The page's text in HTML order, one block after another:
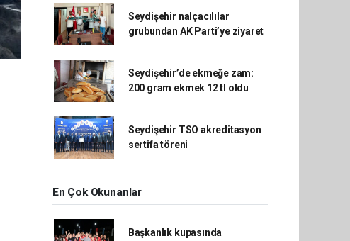
Seydişehir nalçacılılar
grubundan AK Parti’ye ziyaret
Seydişehir’de ekmeğe zam:
200 gram ekmek 12 tl oldu
Seydişehir TSO akreditasyon
sertifa töreni
En Çok Okunanlar
Başkanlık kupasında